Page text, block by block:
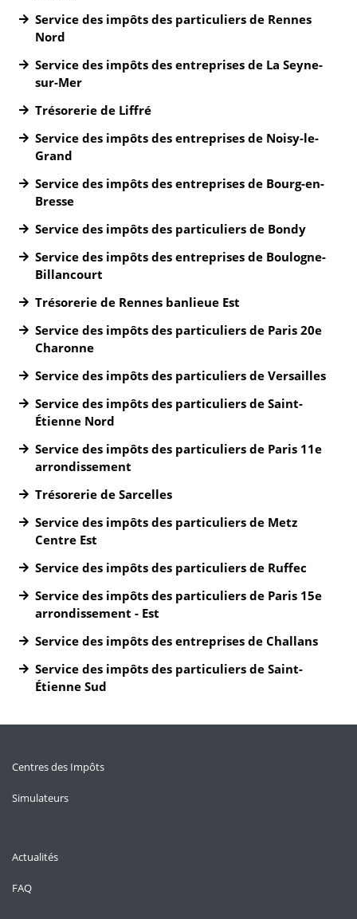
Service des impôts des particuliers de Rennes
Nord
Service des impôts des entreprises de La Seyne-
sur-Mer
Trésorerie de Liffré
Service des impôts des entreprises de Noisy-le-
Grand
Service des impôts des entreprises de Bourg-en-
Bresse
Service des impôts des particuliers de Bondy
Service des impôts des entreprises de Boulogne-
Billancourt
Trésorerie de Rennes banlieue Est
Service des impôts des particuliers de Paris 20e
Charonne
Service des impôts des particuliers de Versailles
Service des impôts des particuliers de Saint-
Étienne Nord
Service des impôts des particuliers de Paris 11e
arrondissement
Trésorerie de Sarcelles
Service des impôts des particuliers de Metz
Centre Est
Service des impôts des particuliers de Ruffec
Service des impôts des particuliers de Paris 15e
arrondissement - Est
Service des impôts des entreprises de Challans
Service des impôts des particuliers de Saint-
Étienne Sud
Centres des Impôts
Simulateurs
Actualités
FAQ